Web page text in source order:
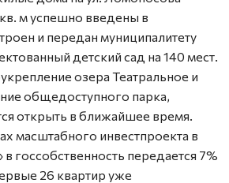
м успешно введены в
и передан муниципалитету
детский сад на 140 мест.
озера Театральное и
общедоступного парка,
открыть в ближайшее время.
масштабного инвестпроекта в
госсобственность передается 7%
26 квартир уже